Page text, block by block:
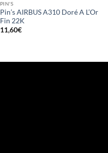
PIN'S
Pin’s AIRBUS A310 Doré A L’Or
Fin 22K
11,60€